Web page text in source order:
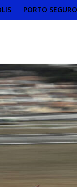
PORTO SEGURO